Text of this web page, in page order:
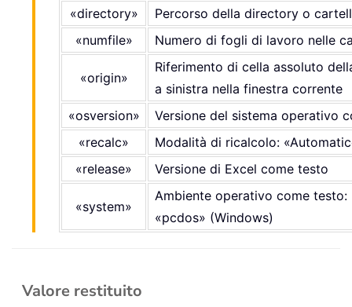
«directory»
Percorso della directory o
«numfile»
Numero di fogli di lavoro nelle
«origin»
Riferimento di cella assoluto
a sinistra nella finestra corrente
«osversion»
Versione del sistema operativo
«recalc»
Modalità di ricalcolo:
«release»
Versione di Excel come testo
«system»
Ambiente operativo come testo:
«pcdos» (Windows)
Valore restituito